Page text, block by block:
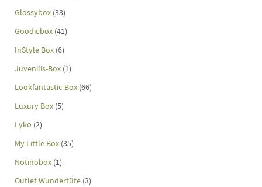
Glossybox (33)
Goodiebox (41)
InStyle Box (6)
Juvenilis-Box (1)
Lookfantastic-Box (66)
Luxury Box (5)
Lyko (2)
My Little Box (35)
Notinobox (1)
Outlet Wundertüte (3)